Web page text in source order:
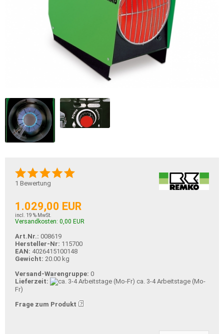
1 Bewertung
1.029,00 EUR
incl. 19 % MwSt.
Versandkosten: 0,00 EUR
Art.Nr.: 008619
Hersteller-Nr: 115700
EAN: 4026415100148
Gewicht: 20.00 kg
Versand-Warengruppe: 0
Lieferzeit:
ca. 3-4 Arbeitstage (Mo-
Fr)
Frage zum Produkt